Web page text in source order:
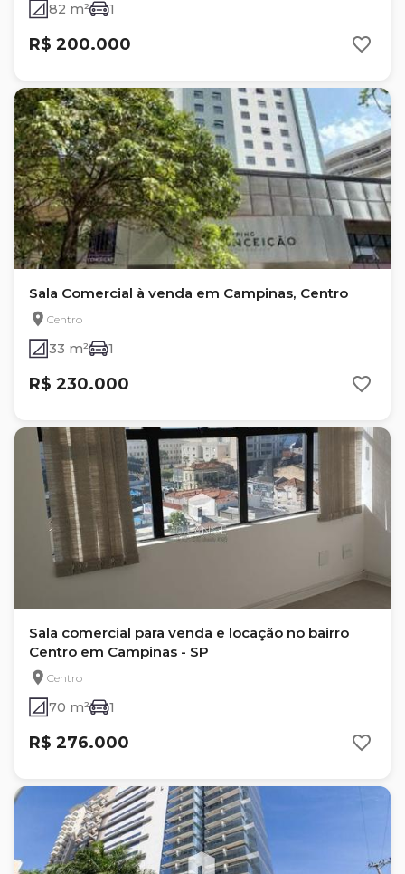
82 m² 1
R$ 200.000
Sala Comercial à venda em Campinas, Centro
Centro
33 m² 1
R$ 230.000
Sala comercial para venda e locação no bairro
Centro em Campinas - SP
Centro
70 m² 1
R$ 276.000